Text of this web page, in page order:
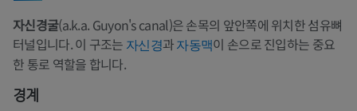
자신경굴(a.k.a. Guyon's canal)은 손목의 앞안쪽에 위치한 섬유뼈
터널입니다. 이 구조는 자신경과자동맥이 손으로 진입하는 중요
한 통로 역할을 합니다.
경계